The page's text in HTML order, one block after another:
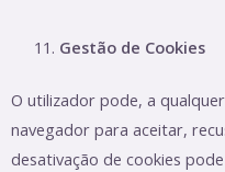
Gestão de Cookies
O utilizador pode, a
navegador para aceitar,
desativação de cookies